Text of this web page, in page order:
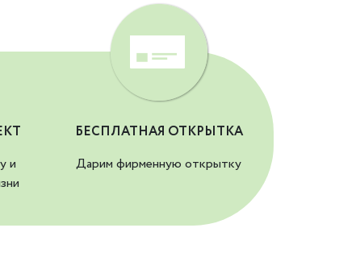
и
БЕСПЛАТНАЯ ОТКРЫТКА
Дарим фирменную открытку